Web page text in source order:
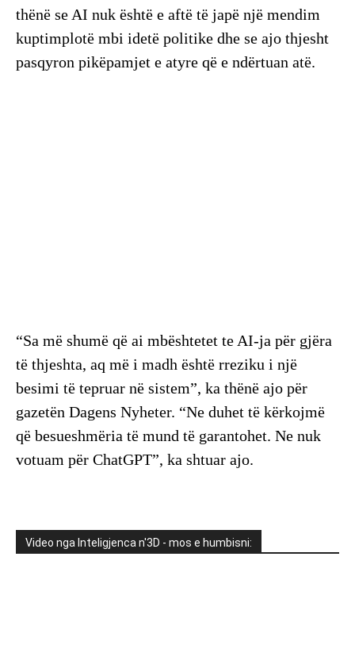
thënë se AI nuk është e aftë të japë një mendim
kuptimplotë mbi idetë politike dhe se ajo thjesht
pasqyron pikëpamjet e atyre që e ndërtuan atë.
“Sa më shumë që ai mbështetet te AI-ja për gjëra
të thjeshta, aq më i madh është rreziku i një
besimi të tepruar në sistem”, ka thënë ajo për
gazetën Dagens Nyheter. “Ne duhet të kërkojmë
që besueshmëria të mund të garantohet. Ne nuk
votuam për ChatGPT”, ka shtuar ajo.
Video nga Inteligjenca n'3D - mos e humbisni: